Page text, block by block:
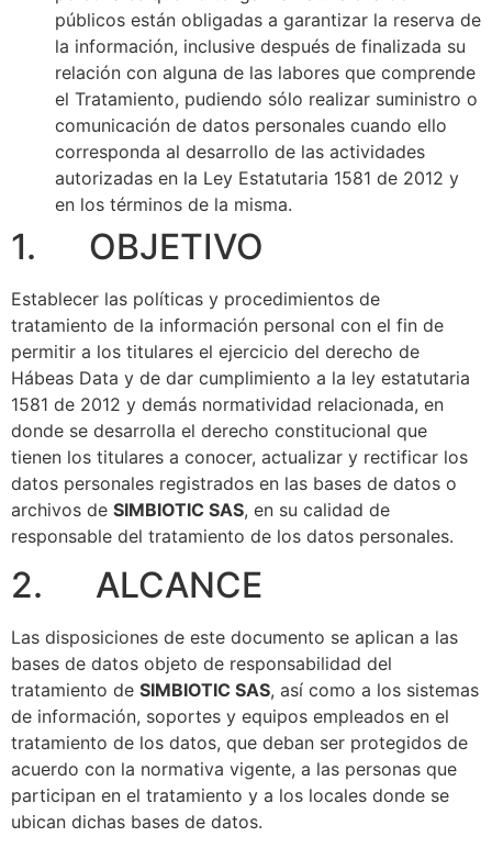
públicos están obligadas a garantizar la reserva de
la información, inclusive después de finalizada su
relación con alguna de las labores que comprende
el Tratamiento, pudiendo sólo realizar suministro o
comunicación de datos personales cuando ello
corresponda al desarrollo de las actividades
autorizadas en la Ley Estatutaria 1581 de 2012 y
en los términos de la misma.
1. OBJETIVO
Establecer las políticas y procedimientos de
tratamiento de la información personal con el fin de
permitir a los titulares el ejercicio del derecho de
Hábeas Data y de dar cumplimiento a la ley estatutaria
1581 de 2012 y demás normatividad relacionada, en
donde se desarrolla el derecho constitucional que
tienen los titulares a conocer, actualizar y rectificar los
datos personales registrados en las bases de datos o
archivos de SIMBIOTIC SAS, en su calidad de
responsable del tratamiento de los datos personales.
2. ALCANCE
Las disposiciones de este documento se aplican a las
bases de datos objeto de responsabilidad del
tratamiento de SIMBIOTIC SAS, así como a los sistemas
de información, soportes y equipos empleados en el
tratamiento de los datos, que deban ser protegidos de
acuerdo con la normativa vigente, a las personas que
participan en el tratamiento y a los locales donde se
ubican dichas bases de datos.